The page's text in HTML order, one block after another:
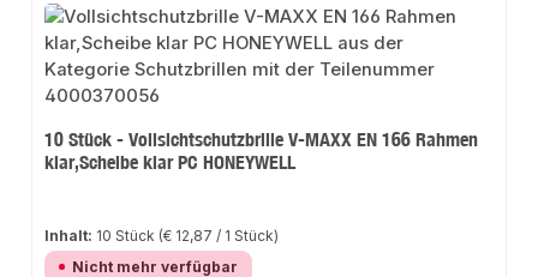
10 Stück - Vollsichtschutzbrille V-MAXX EN 166 Rahmen
klar,Scheibe klar PC HONEYWELL
Inhalt: 10 Stück (€ 12,87 / 1 Stück)
Nicht mehr verfügbar